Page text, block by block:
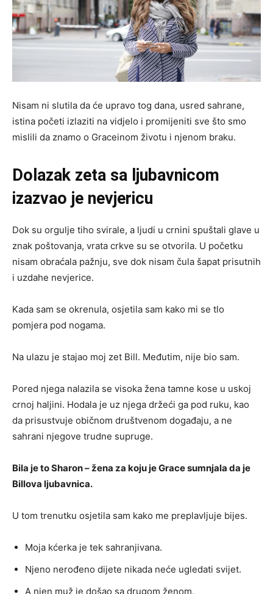
Nisam ni slutila da će upravo tog dana, usred sahrane,
istina početi izlaziti na vidjelo i promijeniti sve što smo
mislili da znamo o Graceinom životu i njenom braku.
Dolazak zeta sa ljubavnicom
izazvao je nevjericu
Dok su orgulje tiho svirale, a ljudi u crnini spuštali glave u
znak poštovanja, vrata crkve su se otvorila. U početku
nisam obraćala pažnju, sve dok nisam čula šapat prisutnih
i uzdahe nevjerice.
Kada sam se okrenula, osjetila sam kako mi se tlo
pomjera pod nogama.
Na ulazu je stajao moj zet Bill. Međutim, nije bio sam.
Pored njega nalazila se visoka žena tamne kose u uskoj
crnoj haljini. Hodala je uz njega držeći ga pod ruku, kao
da prisustvuje običnom društvenom događaju, a ne
sahrani njegove trudne supruge.
Bila je to Sharon – žena za koju je Grace sumnjala da je
Billova ljubavnica.
U tom trenutku osjetila sam kako me preplavljuje bijes.
Moja kćerka je tek sahranjivana.
Njeno nerođeno dijete nikada neće ugledati svijet.
A njen muž je došao sa drugom ženom.